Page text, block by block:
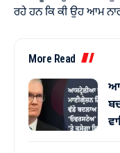
ਰਹੇ ਹਨ ਕਿ ਕੀ ਉਹ ਆਮ
More Read